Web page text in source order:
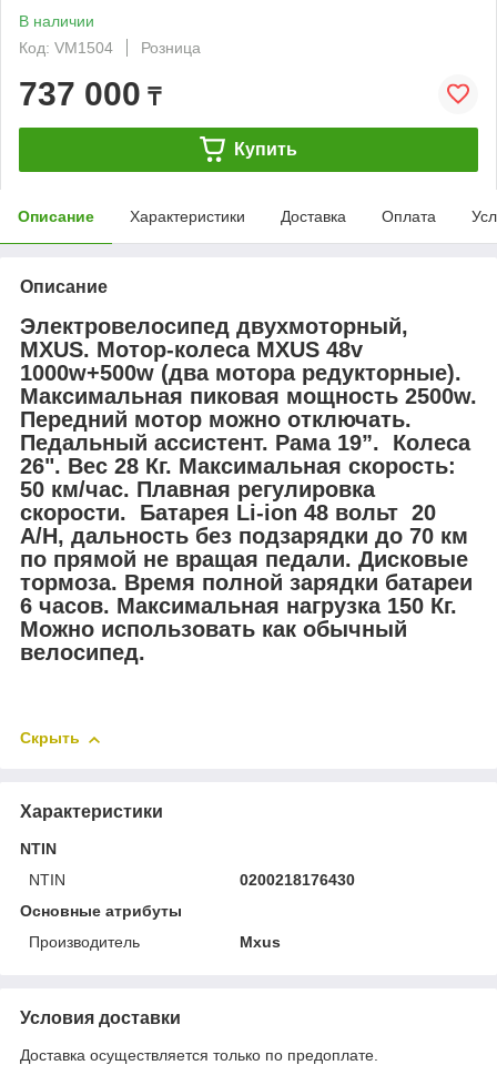
В наличии
Код: VM1504
Розница
737 000 ₸
Купить
Описание Характеристики Доставка Оплата
Описание
Электровелосипед двухмоторный,
MXUS. Mотор-колеса MXUS 48v
1000w+500w (два мотора редукторные).
Максимальная пиковая мощность 2500w.
Передний мотор можно отключать.
Педальный ассистент. Рама 19”. Колеса
26". Вес 28 Кг. Максимальная скорость:
50 км/час. Плавная регулировка
скорости. Батарея Li-ion 48 вольт 20
A/H, дальность без подзарядки до 70 км
по прямой не вращая педали. Дисковые
тормоза. Время полной зарядки батареи
6 часов. Максимальная нагрузка 150 Кг.
Можно использовать как обычный
велосипед.
Скрыть
Характеристики
NTIN
NTIN
0200218176430
Основные атрибуты
Производитель
Mxus
Условия доставки
Доставка осуществляется только по предоплате.